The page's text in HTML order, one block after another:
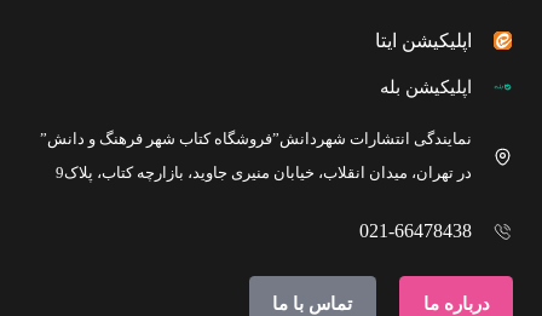
اپلیکیشن ایتا
اپلیکیشن بله
نمایندگی انتشارات شهردانش”فروشگاه کتاب شهر فرهنگ و دانش”
در تهران، میدان انقلاب، خیابان منیری جاوید، بازارچه کتاب، پلاک9
021-66478438
درباره ما تماس با ما